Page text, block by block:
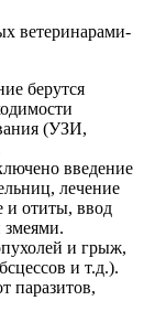
ветеринарами-
берутся
(УЗИ,
введение
лечение
и отиты, ввод
змеями.
и грыж,
и т.д.).
паразитов,